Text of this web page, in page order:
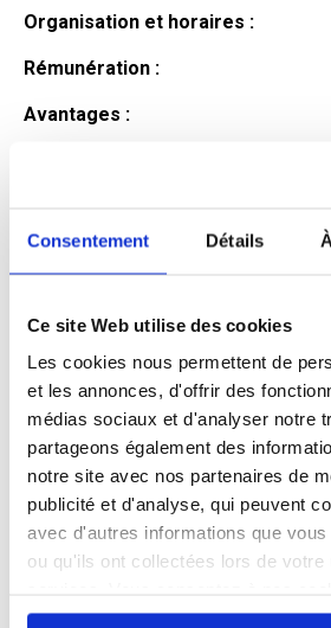
Consentement Détails
Ce site Web utilise des cookies
Les cookies nous permettent de
et les annonces, d'offrir des
médias sociaux et d'analyser notre
partageons également des
notre site avec nos partenaires de
publicité et d'analyse, qui peuvent
avec d'autres informations que
ou qu'ils ont collectées lors de votre
continuez à utiliser notre site Web.
Organisation et horaires :
Rémunération :
Avantages :
Qualifications et diplômes :
Profil recherché :
Expérience :
de